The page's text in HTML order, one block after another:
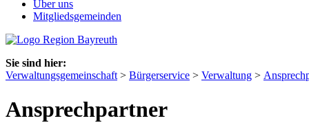
Über uns
Mitgliedsgemeinden
Sie sind hier:
Verwaltungsgemeinschaft > Bürgerservice > Verwaltung >
Ansprechpartner